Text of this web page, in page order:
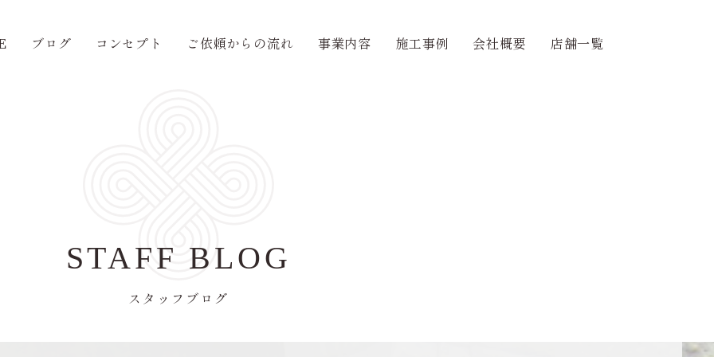
ブログ コンセプト ご依頼からの流れ 事業内容 施工事例 会社概要 店舗一覧
STAFF BLOG
スタッフブログ